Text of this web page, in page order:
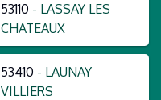
53110 - LASSAY LES
CHATEAUX
53410 - LAUNAY
VILLIERS